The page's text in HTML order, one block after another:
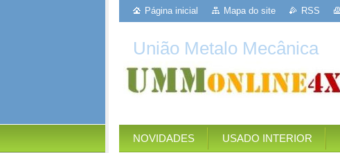
Página inicial Mapa do site RSS
União Metalo Mecânica
NOVIDADES USADO INTERIOR